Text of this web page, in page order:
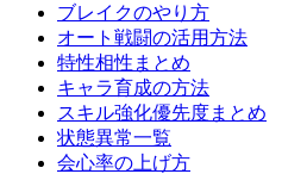
ブレイクのやり方
オート戦闘の活用方法
特性相性まとめ
キャラ育成の方法
スキル強化優先度まとめ
状態異常一覧
会心率の上げ方